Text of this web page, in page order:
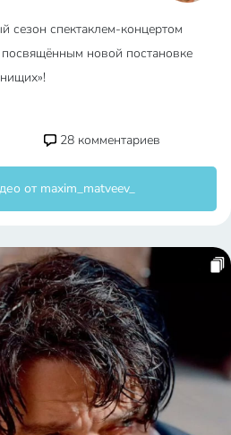
сезон спектаклем-концертом
посвящённым новой постановке
28 комментариев
от maxim_matveev_